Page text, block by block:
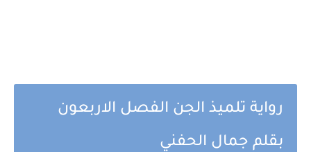
رواية تلميذ الجن الفصل الاربعون
بقلم جمال الحفني